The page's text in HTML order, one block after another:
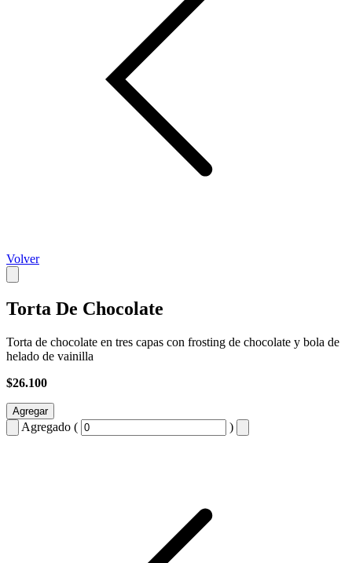
Volver
Torta De Chocolate
Torta de chocolate en tres capas con frosting de chocolate y bola de
helado de vainilla
$26.100
Agregar
Agregado ( )